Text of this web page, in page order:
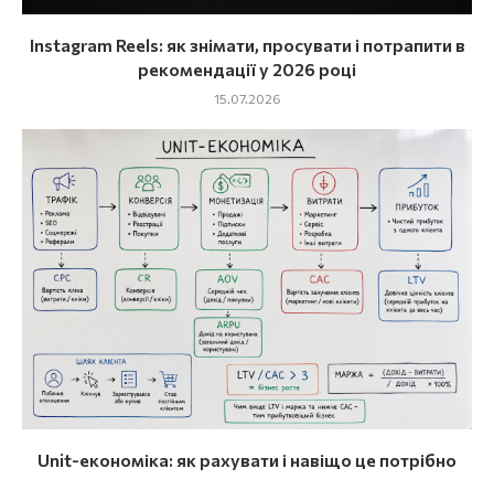
Instagram Reels: як знімати, просувати і потрапити в
рекомендації у 2026 році
15.07.2026
Unit-економіка: як рахувати і навіщо це потрібно